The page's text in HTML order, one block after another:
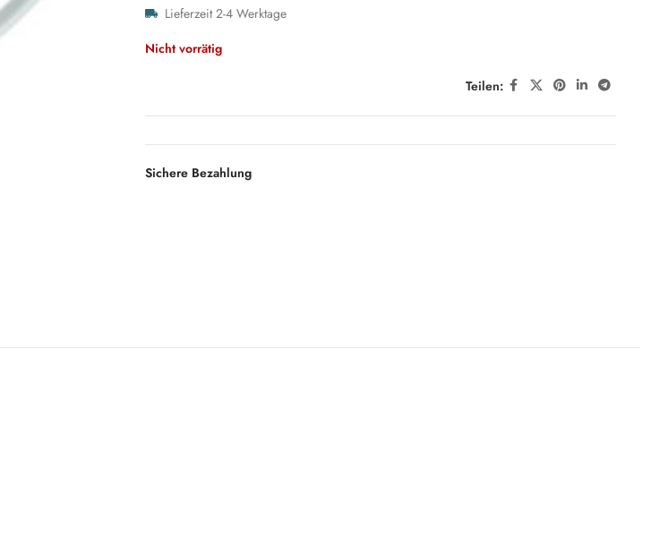
Lieferzeit 2-4 Werktage
Nicht vorrätig
Teilen:
Sichere Bezahlung